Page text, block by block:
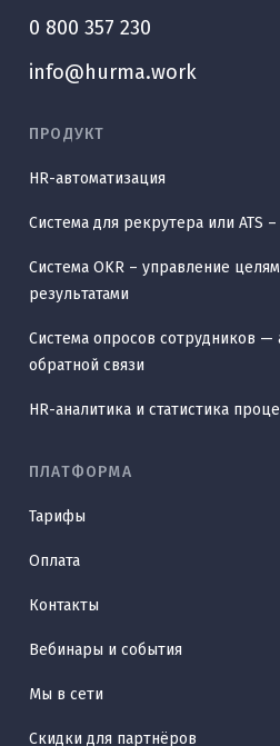
0 800 357 230
info@hurma.work
ПРОДУКТ
HR-автоматизация
Система для рекрутера или ATS
Система OKR – управление
результатами
Система опросов сотрудников —
обратной связи
HR-аналитика и статистика
ПЛАТФОРМА
Тарифы
Оплата
Контакты
Вебинары и события
Мы в сети
Скидки для партнёров